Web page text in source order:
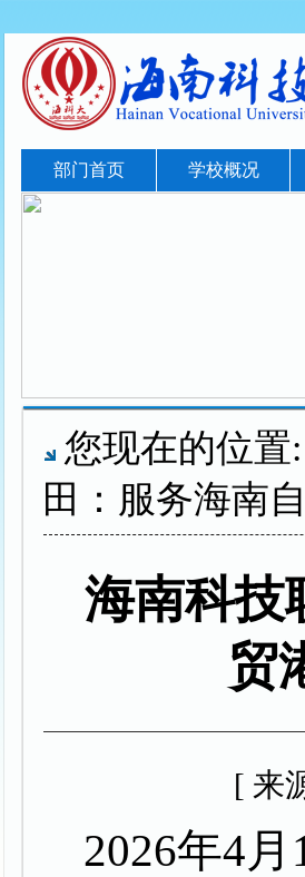
部门首页 学校概况
您现在的位
田：服务海南
海南科技
贸
[ 来
2026年4